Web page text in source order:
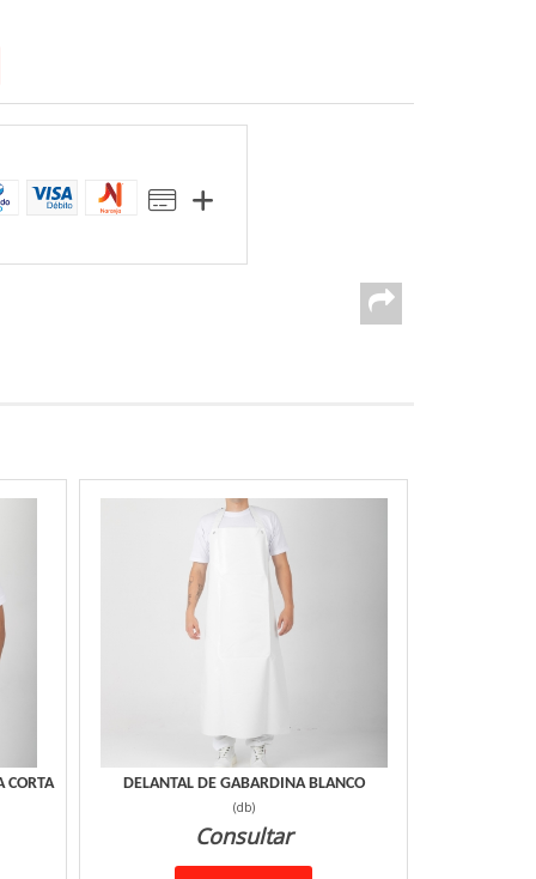
CORTA DELANTAL DE GABARDINA BLANCO
(db)
Consultar